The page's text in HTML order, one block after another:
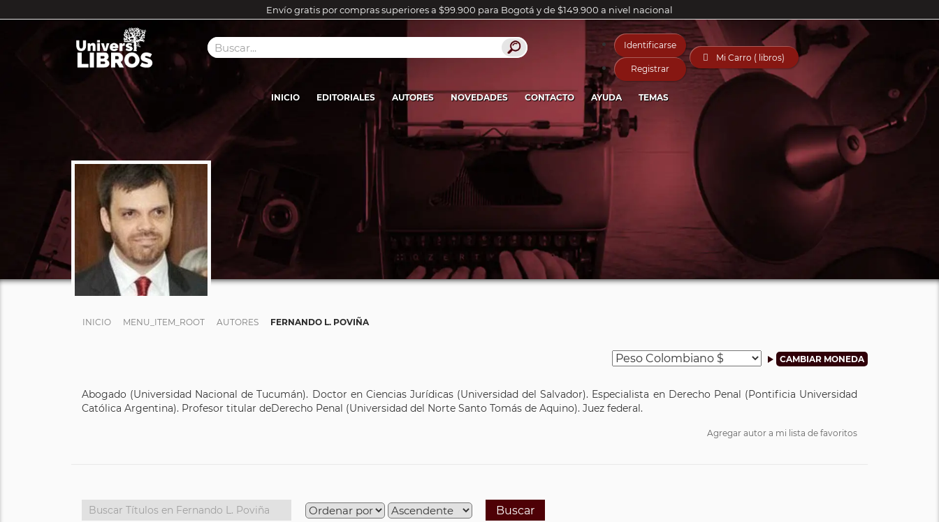
Envío gratis por compras superiores a $99.900 para Bogotá y de $149.900 a nivel nacional
Identificarse
Registrar
 Mi Carro ( libros)
INICIO EDITORIALES AUTORES NOVEDADES CONTACTO AYUDA TEMAS
INICIO MENU_ITEM_ROOT AUTORES FERNANDO L. POVIÑA
Abogado (Universidad Nacional de Tucumán). Doctor en Ciencias Jurídicas (Universidad del Salvador). Especialista en Derecho Penal (Pontificia Universidad
Católica Argentina). Profesor titular deDerecho Penal (Universidad del Norte Santo Tomás de Aquino). Juez federal.
Agregar autor a mi lista de favoritos
Buscar